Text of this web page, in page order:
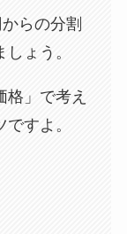
らの分割
ょう。
」で考え
すよ。